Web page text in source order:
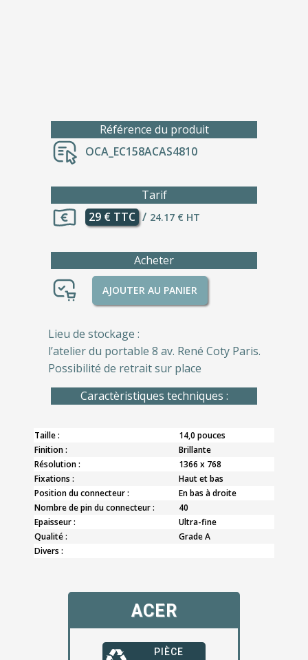
Référence du produit
OCA_EC158ACAS4810
Tarif
29 € TTC / 24.17 € HT
Acheter
AJOUTER AU PANIER
Lieu de stockage :
l’atelier du portable 8 av. René Coty Paris.
Possibilité de retrait sur place
Caractèristiques techniques :
Taille :
14,0 pouces
Finition :
Brillante
Résolution :
1366 x 768
Fixations :
Haut et bas
Position du connecteur :
En bas à droite
Nombre de pin du connecteur :
40
Epaisseur :
Ultra-fine
Qualité :
Grade A
Divers :
ACER
PIÈCE